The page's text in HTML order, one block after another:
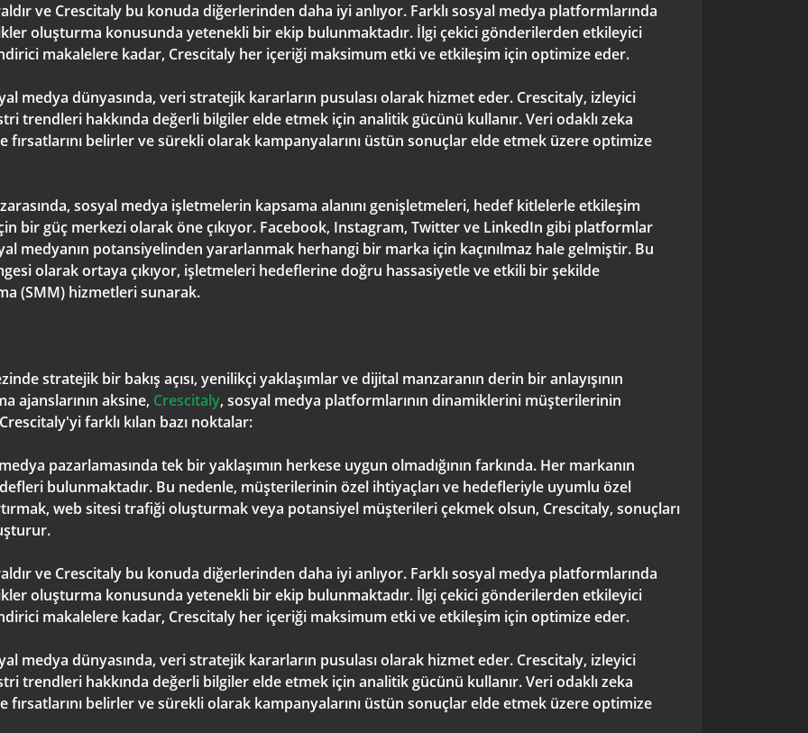
ve Crescitaly bu konuda diğerlerinden daha iyi anlıyor. Farklı sosyal medya platformlarında
oluşturma konusunda yetenekli bir ekip bulunmaktadır. İlgi çekici gönderilerden etkileyici
makalelere kadar, Crescitaly her içeriği maksimum etki ve etkileşim için optimize eder.
medya dünyasında, veri stratejik kararların pusulası olarak hizmet eder. Crescitaly, izleyici
trendleri hakkında değerli bilgiler elde etmek için analitik gücünü kullanır. Veri odaklı zeka
belirler ve sürekli olarak kampanyalarını üstün sonuçlar elde etmek üzere optimize
sosyal medya işletmelerin kapsama alanını genişletmeleri, hedef kitlelerle etkileşim
bir güç merkezi olarak öne çıkıyor. Facebook, Instagram, Twitter ve LinkedIn gibi platformlar
medyanın potansiyelinden yararlanmak herhangi bir marka için kaçınılmaz hale gelmiştir. Bu
olarak ortaya çıkıyor, işletmeleri hedeflerine doğru hassasiyetle ve etkili bir şekilde
(SMM) hizmetleri sunarak.
stratejik bir bakış açısı, yenilikçi yaklaşımlar ve dijital manzaranın derin bir anlayışının
ajanslarının aksine, Crescitaly, sosyal medya platformlarının dinamiklerini müşterilerinin
farklı kılan bazı noktalar:
pazarlamasında tek bir yaklaşımın herkese uygun olmadığının farkında. Her markanın
bulunmaktadır. Bu nedenle, müşterilerinin özel ihtiyaçları ve hedefleriyle uyumlu özel
web sitesi trafiği oluşturmak veya potansiyel müşterileri çekmek olsun, Crescitaly, sonuçları
ve Crescitaly bu konuda diğerlerinden daha iyi anlıyor. Farklı sosyal medya platformlarında
oluşturma konusunda yetenekli bir ekip bulunmaktadır. İlgi çekici gönderilerden etkileyici
makalelere kadar, Crescitaly her içeriği maksimum etki ve etkileşim için optimize eder.
medya dünyasında, veri stratejik kararların pusulası olarak hizmet eder. Crescitaly, izleyici
trendleri hakkında değerli bilgiler elde etmek için analitik gücünü kullanır. Veri odaklı zeka
belirler ve sürekli olarak kampanyalarını üstün sonuçlar elde etmek üzere optimize